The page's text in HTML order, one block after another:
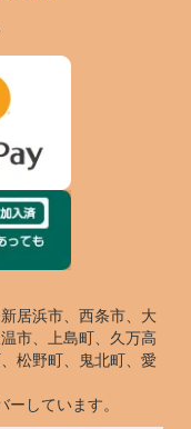
居浜市、西条市、大
市、上島町、久万高
松野町、鬼北町、愛
しています。